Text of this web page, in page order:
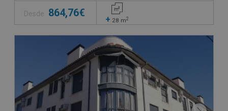
Desde 864,76€
+ 28 m2